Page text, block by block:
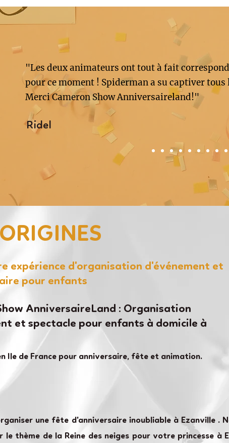
"Les deux animateurs ont tout à fait
pour ce moment ! Spiderman a su captiver
Merci Cameron Show Anniversaireland!"
Ridel
expérience d'organisation d'événement et
pour enfants
AnniversaireLand : Organisation
et spectacle pour enfants à domicile à
Ile de France pour anniversaire, fête et animation.
une fête d'anniversaire inoubliable à Ezanville .
le thème de la Reine des neiges pour votre princesse